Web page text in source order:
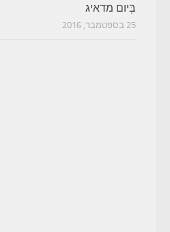
בְּיום מדאיג
25 בספטמבר, 2016